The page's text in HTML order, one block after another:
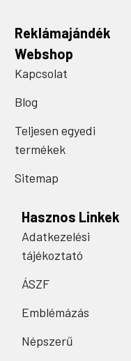
Reklámajándék
Webshop
Kapcsolat
Blog
Teljesen egyedi
termékek
Sitemap
Hasznos Linkek
Adatkezelési
tájékoztató
ÁSZF
Emblémázás
Népszerű